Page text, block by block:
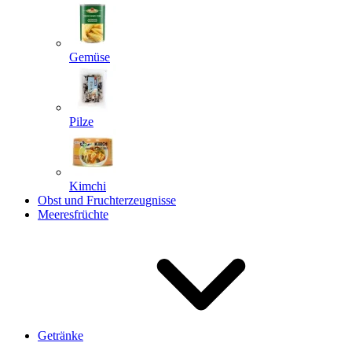
Gemüse
Pilze
Kimchi
Obst und Fruchterzeugnisse
Meeresfrüchte
Getränke